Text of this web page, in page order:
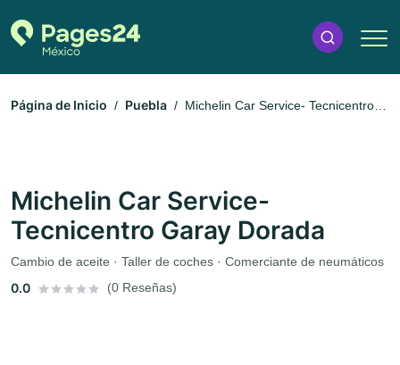
Página de Inicio Puebla
Michelin Car Service- Tecnicentro
Michelin Car Service-
Tecnicentro Garay Dorada
Cambio de aceite · Taller de coches · Comerciante de neumáticos
0.0 (0 Reseñas)